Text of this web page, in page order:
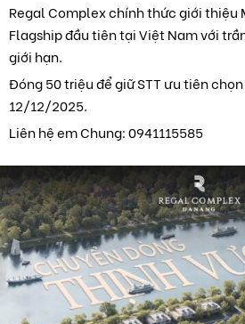
Regal Complex chính thức giới thiệu
Flagship đầu tiên tại Việt Nam với
giới hạn.
Đóng 50 triệu để giữ STT ưu tiên
12/12/2025.
Liên hệ em Chung: 0941115585